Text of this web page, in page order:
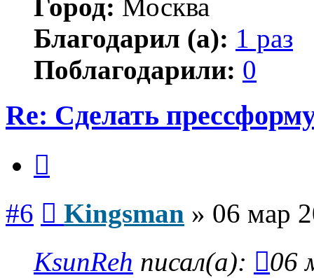
Город: Москва
Благодарил (а): 1 раз
Поблагодарили: 0
Re: Сделать
#6 Kingsman » 06 мар
KsunReh писал(а):
06